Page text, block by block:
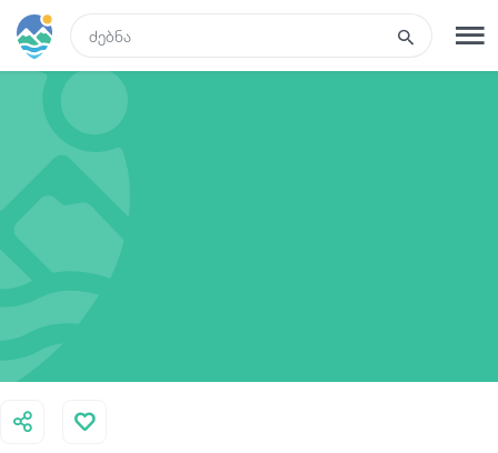
რეგისტრაცია
რა ვნახოთ
ტურები
მარშრუტები
სასტუმროები